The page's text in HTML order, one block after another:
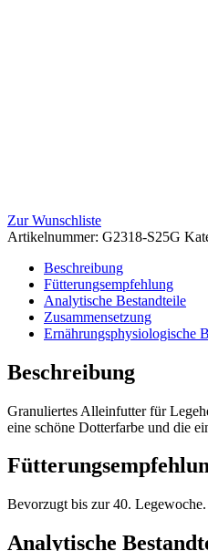
Zur Wunschliste
Artikelnummer: G2318-S25G
Beschreibung
Fütterungsempfehlung
Analytische Bestandteile
Zusammensetzung
Ernährungsphysiologische
Beschreibung
Granuliertes Alleinfutter für
eine schöne Dotterfarbe und die
Bevorzugt bis zur 40.
Analytische